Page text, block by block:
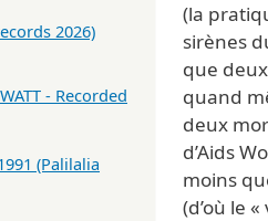
(la
sirènes
que
quand
deux
d’Aids
moins
(d’où le
2026)
WATT - Recorded
(Palilalia